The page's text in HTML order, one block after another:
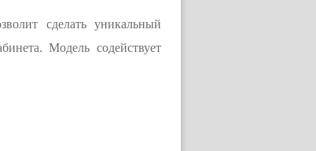
сделать уникальный
Модель содействует